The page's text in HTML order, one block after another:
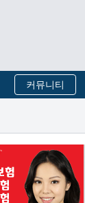
커뮤니티